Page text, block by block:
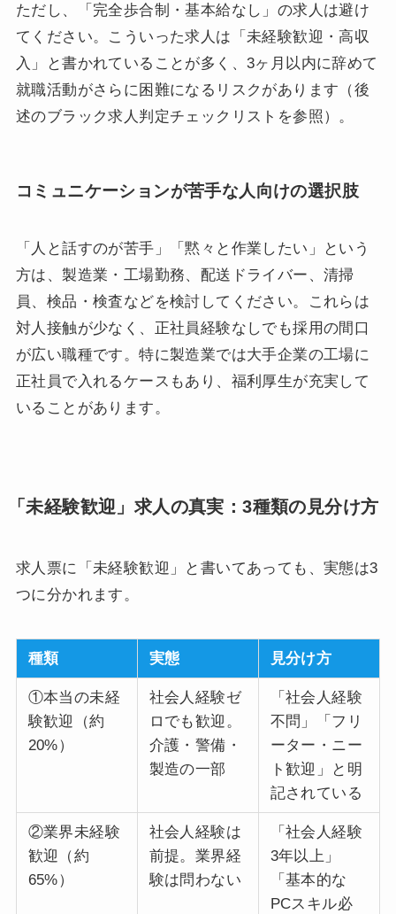
ただし、「完全歩合制・基本給なし」の求人は避け
てください。こういった求人は「未経験歓迎・高収
入」と書かれていることが多く、3ヶ月以内に辞めて
就職活動がさらに困難になるリスクがあります（後
述のブラック求人判定チェックリストを参照）。
コミュニケーションが苦手な人向けの選択肢
「人と話すのが苦手」「黙々と作業したい」という
方は、製造業・工場勤務、配送ドライバー、清掃
員、検品・検査などを検討してください。これらは
対人接触が少なく、正社員経験なしでも採用の間口
が広い職種です。特に製造業では大手企業の工場に
正社員で入れるケースもあり、福利厚生が充実して
いることがあります。
「未経験歓迎」求人の真実：3種類の見分け方
求人票に「未経験歓迎」と書いてあっても、実態は3
つに分かれます。
種類 実態 見分け方
①本当の未経
験歓迎（約
20%）
社会人経験ゼ
ロでも歓迎。
介護・警備・
製造の一部
「社会人経験
不問」「フリ
ーター・ニー
ト歓迎」と明
記されている
②業界未経験
歓迎（約
65%）
社会人経験は
前提。業界経
験は問わない
「社会人経験
3年以上」
「基本的な
PCスキル必